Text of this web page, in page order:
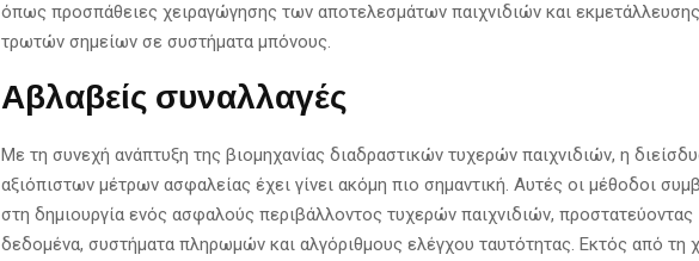
όπως προσπάθειες χειραγώγησης των αποτελεσμάτων παιχνιδιών και εκμετάλλευσης
τρωτών σημείων σε συστήματα μπόνους.
Αβλαβείς συναλλαγές
Με τη συνεχή ανάπτυξη της βιομηχανίας διαδραστικών τυχερών παιχνιδιών, η
αξιόπιστων μέτρων ασφαλείας έχει γίνει ακόμη πιο σημαντική. Αυτές οι μέθοδοι
στη δημιουργία ενός ασφαλούς περιβάλλοντος τυχερών παιχνιδιών, προστατεύοντας
δεδομένα, συστήματα πληρωμών και αλγόριθμους ελέγχου ταυτότητας. Εκτός από τη